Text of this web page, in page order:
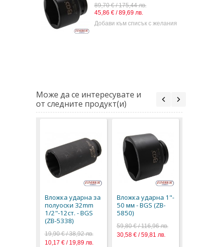
89,70 € / 175,44 лв.
45,86 € / 89,69 лв.
Добави към списък с желания
Може да се интересувате и
от следните продукт(и)
Вложка ударна за
полуоски 32mm
1/2"-12ст. - BGS
(ZB-5338)
19,90 € / 38,92 лв.
10,17 € / 19,89 лв.
Вложка ударна 1"-
50 мм - BGS (ZB-
5850)
59,80 € / 116,96 лв.
30,58 € / 59,81 лв.